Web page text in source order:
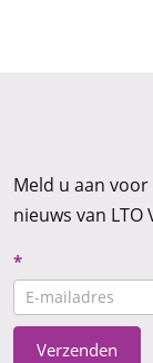
Meld u aan
nieuws van LTO
Nieuwsbrief
CTA
*
Verzenden